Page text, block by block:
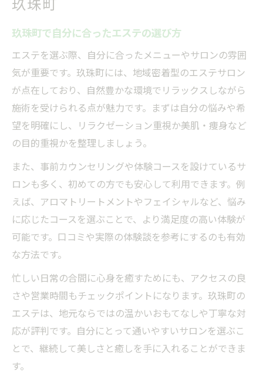
玖珠町で自分に合ったエステの選び方
エステを選ぶ際、自分に合ったメニューやサロンの雰囲
気が重要です。玖珠町には、地域密着型のエステサロン
が点在しており、自然豊かな環境でリラックスしながら
施術を受けられる点が魅力です。まずは自分の悩みや希
望を明確にし、リラクゼーション重視か美肌・痩身など
の目的重視かを整理しましょう。
また、事前カウンセリングや体験コースを設けているサ
ロンも多く、初めての方でも安心して利用できます。例
えば、アロマトリートメントやフェイシャルなど、悩み
に応じたコースを選ぶことで、より満足度の高い体験が
可能です。口コミや実際の体験談を参考にするのも有効
な方法です。
忙しい日常の合間に心身を癒すためにも、アクセスの良
さや営業時間もチェックポイントになります。玖珠町の
エステは、地元ならではの温かいおもてなしや丁寧な対
応が評判です。自分にとって通いやすいサロンを選ぶこ
とで、継続して美しさと癒しを手に入れることができま
す。